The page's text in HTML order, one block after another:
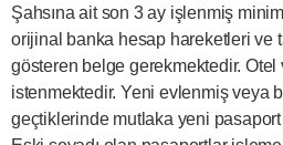
Şahsına ait son 3 ay işlenmiş
orijinal banka hesap hareketleri ve
gösteren belge gerekmektedir.
istenmektedir. Yeni evlenmiş veya
geçtiklerinde mutlaka yeni pasaport